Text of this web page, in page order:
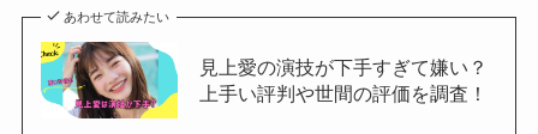
あわせて読みたい
見上愛の演技が下手すぎて嫌い？
上手い評判や世間の評価を調査！